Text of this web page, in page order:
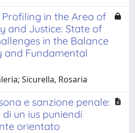
in the Area of
and Justice: State of
in the Balance
and Fundamental
Sicurella, Rosaria
e sanzione penale:
un ius puniendi
orientato